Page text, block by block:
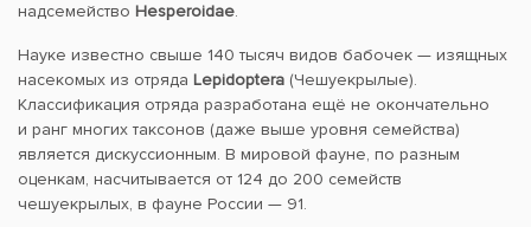
надсемейство Hesperoidae.
Науке известно свыше 140 тысяч видов бабочек — изящных
насекомых из отряда Lepidoptera (Чешуекрылые).
Классификация отряда разработана ещё не окончательно
и ранг многих таксонов (даже выше уровня семейства)
является дискуссионным. В мировой фауне, по разным
оценкам, насчитывается от 124 до 200 семейств
чешуекрылых, в фауне России — 91.